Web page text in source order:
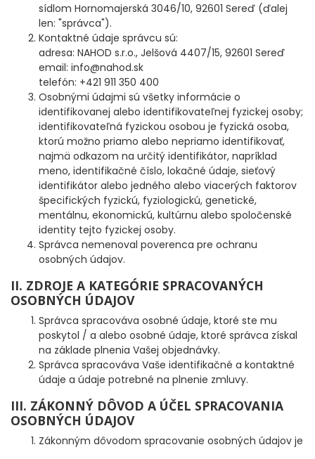
sídlom Hornomajerská 3046/10, 92601 Sereď (ďalej
len: "správca").
Kontaktné údaje správcu sú:
adresa: NAHOD s.r.o., Jelšová 4407/15, 92601 Sereď
email: info@nahod.sk
telefón: +421 911 350 400
Osobnými údajmi sú všetky informácie o
identifikovanej alebo identifikovateľnej fyzickej osoby;
identifikovateľná fyzickou osobou je fyzická osoba,
ktorú možno priamo alebo nepriamo identifikovať,
najmä odkazom na určitý identifikátor, napríklad
meno, identifikačné číslo, lokačné údaje, sieťový
identifikátor alebo jedného alebo viacerých faktorov
špecifických fyzickú, fyziologickú, genetické,
mentálnu, ekonomickú, kultúrnu alebo spoločenské
identity tejto fyzickej osoby.
Správca nemenoval poverenca pre ochranu
osobných údajov.
II. ZDROJE A KATEGÓRIE SPRACOVANÝCH
OSOBNÝCH ÚDAJOV
Správca spracováva osobné údaje, ktoré ste mu
poskytol / a alebo osobné údaje, ktoré správca získal
na základe plnenia Vašej objednávky.
Správca spracováva Vaše identifikačné a kontaktné
údaje a údaje potrebné na plnenie zmluvy.
III. ZÁKONNÝ DÔVOD A ÚČEL SPRACOVANIA
OSOBNÝCH ÚDAJOV
Zákonným dôvodom spracovanie osobných údajov je
PRÚTY
KAPROVÉ PRÚTY
FEEDER PRÚTY
TELESKOPICKÉ PRÚTY
SUMCOVÉ A MORSKÉ PRÚTY
PRÍVLAČOVÉ PRÚTY
BIČE A DELIČKY
SPODOVÉ A MARKEROVACIE PRÚTY
MATCHOVÉ A BOLOGNESOVÉ PRÚTY
CESTOVNÉ PRÚTY
DOPLNKY K PRÚTOM